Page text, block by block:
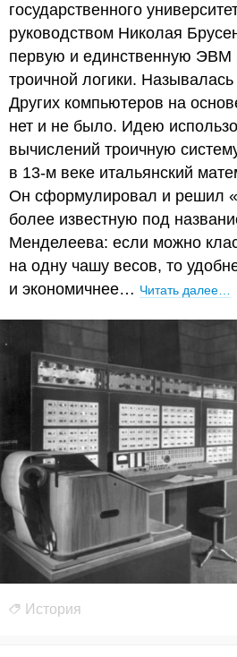
государственного
руководством Николая
первую и единственную ЭВМ
троичной логики.
Других компьютеров на
нет и не было. Идею
вычислений троичную
в 13-м веке итальянский
Он сформулировал и решил
более известную под
Менделеева: если можно
на одну чашу весов, то
и экономичнее… Читать далее…
История